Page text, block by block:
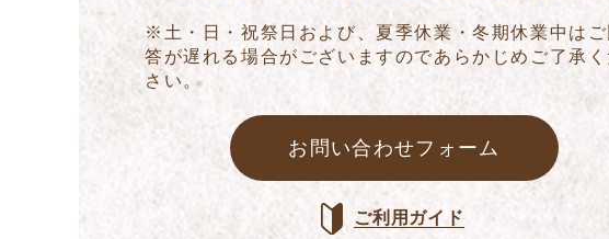
※土・日・祝祭日および、夏季休業・冬期休業中は
答が遅れる場合がございますのであらかじめご了承く
さい。
お問い合わせフォーム
ご利用ガイド